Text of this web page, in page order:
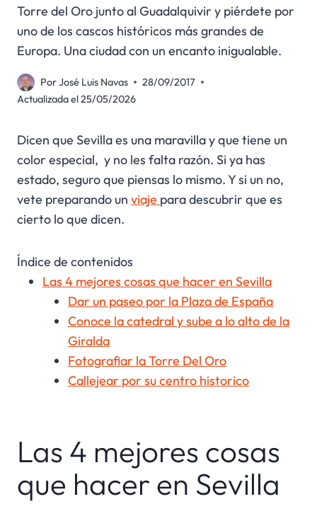
Torre del Oro junto al Guadalquivir y piérdete por
uno de los cascos históricos más grandes de
Europa. Una ciudad con un encanto inigualable.
PorJosé Luis Navas
28/09/2017
Actualizada el25/05/2026
Dicen que Sevilla es una maravilla y que tiene un
color especial, y no les falta razón. Si ya has
estado, seguro que piensas lo mismo. Y si un no,
vete preparando un viaje para descubrir que es
cierto lo que dicen.
Índice de contenidos
Las 4 mejores cosas que hacer en Sevilla
Dar un paseo por la Plaza de España
Conoce la catedral y sube a lo alto de la
Giralda
Fotografiar la Torre Del Oro
Callejear por su centro historico
Las 4 mejores cosas
que hacer en Sevilla